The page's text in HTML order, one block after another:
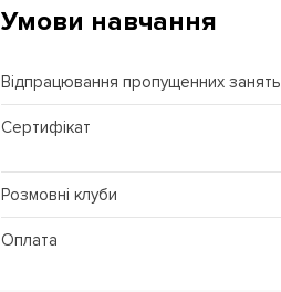
Умови навчання
Відпрацювання пропущенних занять
Сертифікат
Розмовні клуби
Оплата